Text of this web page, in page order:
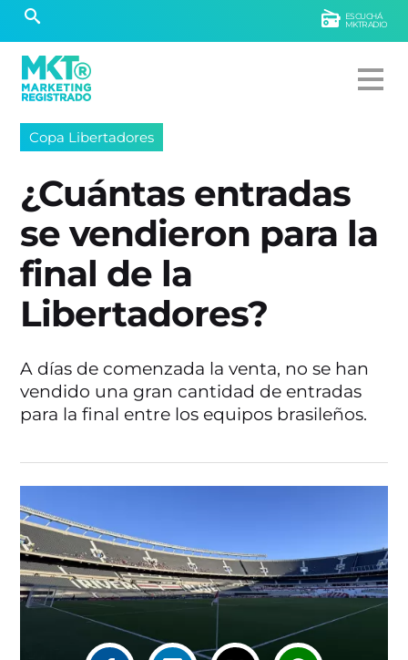
ESCUCHÁ
MKTRADIO
Copa Libertadores
¿Cuántas entradas
se vendieron para la
final de la
Libertadores?
A días de comenzada la venta, no se han
vendido una gran cantidad de entradas
para la final entre los equipos brasileños.